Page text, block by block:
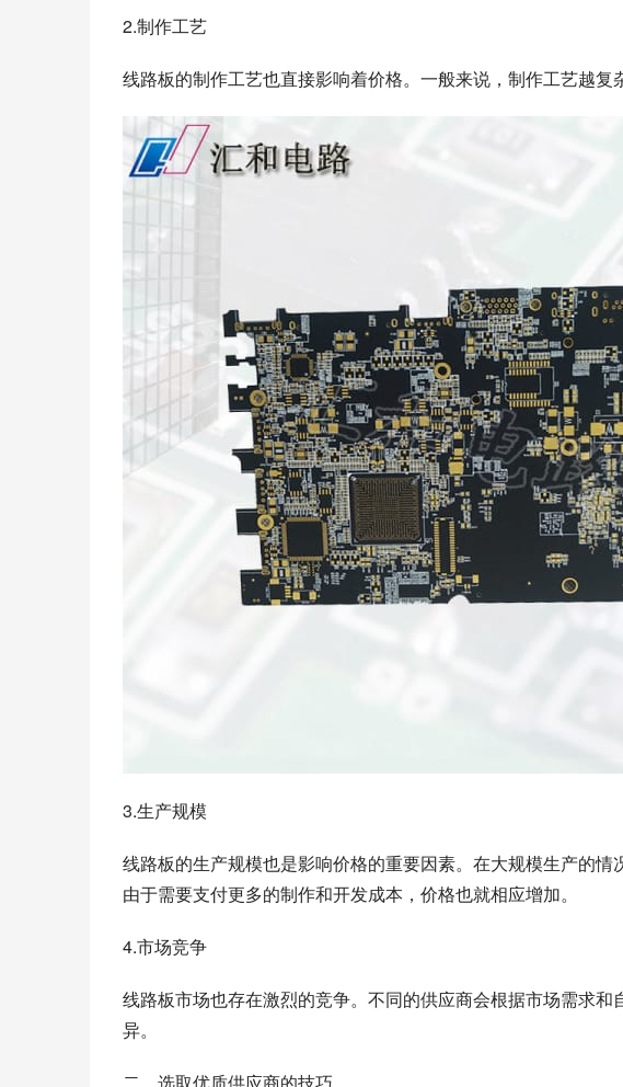
2.制作工艺
线路板的制作工艺也直接影响着价格。一般来说，制作工艺越复
3.生产规模
线路板的生产规模也是影响价格的重要因素。在大规模生产的情
由于需要支付更多的制作和开发成本，价格也就相应增加。
4.市场竞争
线路板市场也存在激烈的竞争。不同的供应商会根据市场需求
异。
二、选取优质供应商的技巧